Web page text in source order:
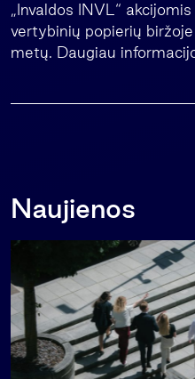
„Invaldos INVL“
vertybinių popierių
metų. Daugiau
Naujienos